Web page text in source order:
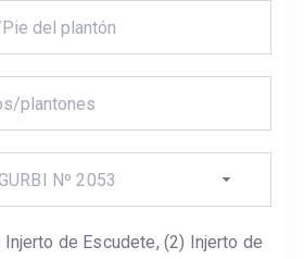
Nº 2053
de Escudete, (2) Injerto de